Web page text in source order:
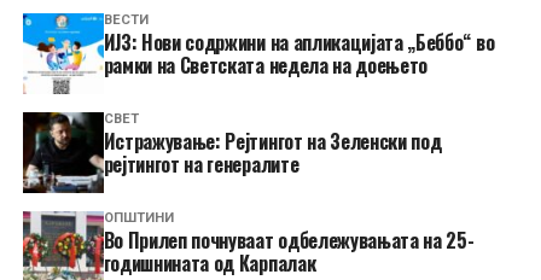
ВЕСТИ
ИЈЗ: Нови содржини на апликацијата „Беббо“ во
рамки на Светската недела на доењето
СВЕТ
Истражување: Рејтингот на Зеленски под
рејтингот на генералите
ОПШТИНИ
Во Прилеп почнуваат одбележувањата на 25-
годишнината од Карпалак